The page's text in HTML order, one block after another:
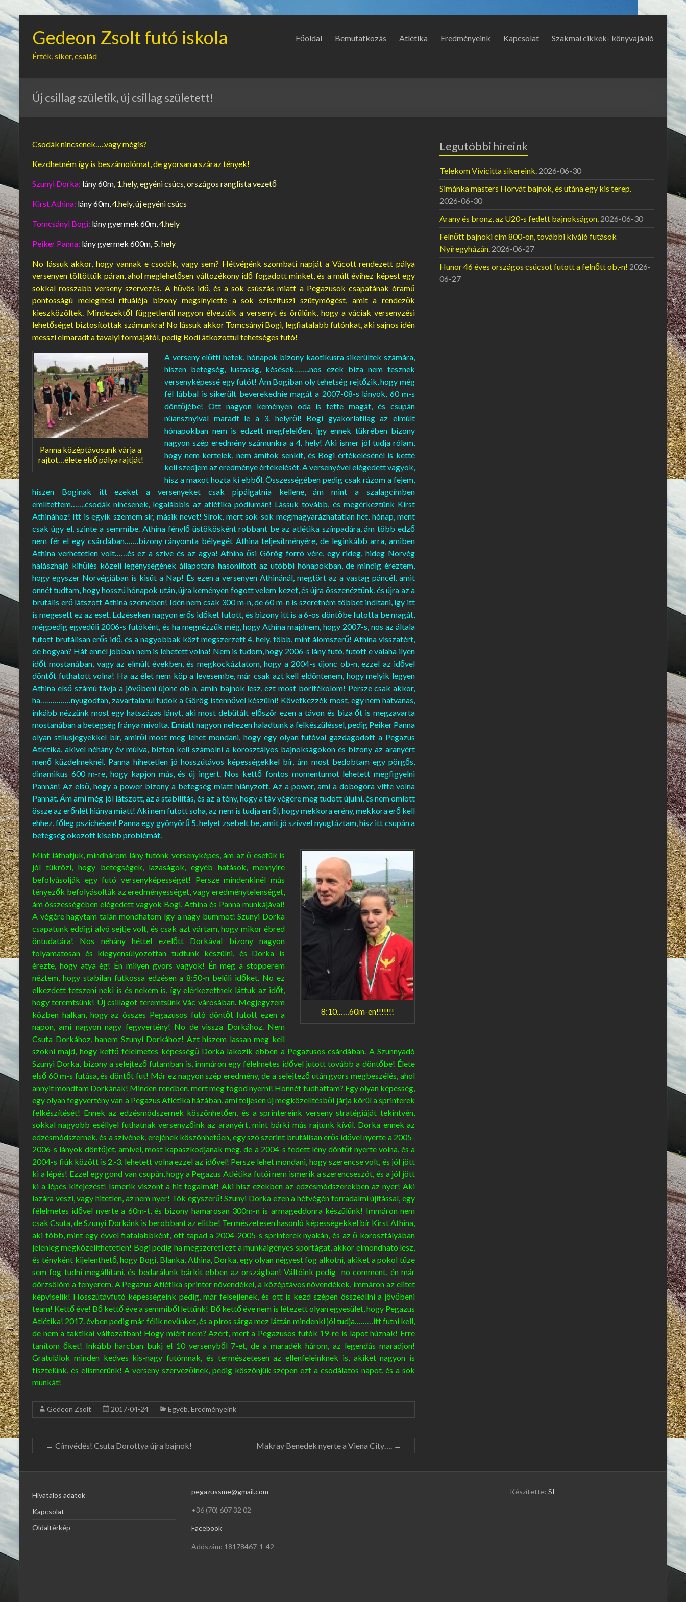
Gedeon Zsolt futó iskola
Érték, siker, család
Főoldal Bemutatkozás Atlétika Eredményeink Kapcsolat Szakmai cikkek- könyvajánló
Új csillag születik, új csillag született!
Csodák nincsenek…..vagy mégis?
Kezdhetném így is beszámolómat, de gyorsan a száraz tények!
Szunyi Dorka: lány 60m, 1.hely, egyéni csúcs, országos ranglista vezető
Kirst Athina: lány 60m,4.hely, új egyéni csúcs
Tomcsányi Bogi: lány gyermek 60m,4.hely
Peiker Panna: lány gyermek 600m, 5. hely
No lássuk akkor, hogy vannak e csodák, vagy sem? Hétvégénk szombati napját a Vácott rendezett pálya
versenyen töltöttük páran, ahol meglehetősen változékony idő fogadott minket, és a múlt évihez képest egy
sokkal rosszabb verseny szervezés. A hűvös idő, és a sok csúszás miatt a Pegazusok csapatának óramű
pontosságú melegítési rituáléja bizony megsínylette a sok sziszifuszi szütymögést, amit a rendezők
kieszközöltek. Mindezektől függetlenül nagyon élveztük a versenyt és örülünk, hogy a váciak versenyzési
lehetőséget biztosítottak számunkra! No lássuk akkor Tomcsányi Bogi, legfiatalabb futónkat, aki sajnos idén
messzi elmaradt a tavalyi formájától, pedig Bodi átkozottul tehetséges futó!
Panna középtávosunk várja a
rajtot…élete első pálya rajtját!
A verseny előtti hetek, hónapok bizony kaotikusra sikerültek számára,
hiszen betegség, lustaság, késések……..nos ezek biza nem tesznek
versenyképessé egy futót! Ám Bogiban oly tehetség rejtőzik, hogy még
fél lábbal is sikerült beverekednie magát a 2007-08-s lányok, 60 m-s
döntőjébe! Ott nagyon keményen oda is tette magát, és csupán
nüansznyival maradt le a 3. helyről! Bogi gyakorlatilag az elmúlt
hónapokban nem is edzett megfelelően, így ennek tükrében bizony
nagyon szép eredmény számunkra a 4. hely! Aki ismer jól tudja rólam,
hogy nem kertelek, nem ámítok senkit, és Bogi értékelésénél is ketté
kell szedjem az eredménye értékelését. A versenyével elégedett vagyok,
hisz a maxot hozta ki ebből. Összességében pedig csak rázom a fejem,
hiszen Boginak itt ezeket a versenyeket csak pipálgatnia kellene, ám mint a szalagcímben
említettem…….csodák nincsenek, legalábbis az atlétika pódiumán! Lássuk tovább, és megérkeztünk Kirst
Athinához! Itt is egyik szemem sír, másik nevet! Sírok, mert sok-sok megmagyarázhatatlan hét, hónap, ment
csak úgy el, szinte a semmibe. Athina fénylő üstökösként robbant be az atlétika színpadára, ám több edző
nem fér el egy csárdában…….bizony rányomta bélyegét Athina teljesítményére, de leginkább arra, amiben
Athina verhetetlen volt……és ez a szíve és az agya! Athina ősi Görög forró vére, egy rideg, hideg Norvég
halászhajó kihűlés közeli legénységének állapotára hasonlított az utóbbi hónapokban, de mindig éreztem,
hogy egyszer Norvégiában is kisüt a Nap! És ezen a versenyen Athinánál, megtört az a vastag páncél, amit
onnét tudtam, hogy hosszú hónapok után, újra keményen fogott velem kezet, és újra összenéztünk, és újra az a
brutális erő látszott Athina szemében! Idén nem csak 300 m-n, de 60 m-n is szeretném többet indítani, így itt
is megesett ez az eset. Edzéseken nagyon erős időket futott, és bizony itt is a 6-os döntőbe futotta be magát,
mégpedig egyedüli 2006-s futóként, és ha megnézzük még, hogy Athina majdnem, hogy 2007-s, nos az általa
futott brutálisan erős idő, és a nagyobbak közt megszerzett 4. hely, több, mint álomszerű! Athina visszatért,
de hogyan? Hát ennél jobban nem is lehetett volna! Nem is tudom, hogy 2006-s lány futó, futott e valaha ilyen
időt mostanában, vagy az elmúlt években, és megkockáztatom, hogy a 2004-s újonc ob-n, ezzel az idővel
döntőt futhatott volna! Ha az élet nem köp a levesembe, már csak azt kell eldöntenem, hogy melyik legyen
Athina első számú távja a jövőbeni újonc ob-n, amin bajnok lesz, ezt most borítékolom! Persze csak akkor,
ha……………nyugodtan, zavartalanul tudok a Görög istennővel készülni! Következzék most, egy nem hatvanas,
inkább nézzünk most egy hatszázas lányt, aki most debütált először ezen a távon és biza őt is megzavarta
mostanában a betegség fránya mivolta. Emiatt nagyon nehezen haladtunk a felkészüléssel, pedig Peiker Panna
olyan stílusjegyekkel bír, amiről most meg lehet mondani, hogy egy olyan futóval gazdagodott a Pegazus
Atlétika, akivel néhány év múlva, bizton kell számolni a korosztályos bajnokságokon és bizony az aranyért
menő küzdelmeknél. Panna hihetetlen jó hosszútávos képességekkel bír, ám most bedobtam egy pörgős,
dinamikus 600 m-re, hogy kapjon más, és új ingert. Nos kettő fontos momentumot lehetett megfigyelni
Pannán! Az első, hogy a power bizony a betegség miatt hiányzott. Az a power, ami a dobogóra vitte volna
Pannát. Ám ami még jól látszott, az a stabilitás, és az a tény, hogy a táv végére meg tudott újulni, és nem omlott
össze az erőnlét hiánya miatt! Aki nem futott soha, az nem is tudja erről, hogy mekkora erény, mekkora erő kell
ehhez, főleg pszichésen! Panna egy gyönyörű 5. helyet zsebelt be, amit jó szívvel nyugtáztam, hisz itt csupán a
betegség okozott kisebb problémát.
8:10……60m-en!!!!!!!
Mint láthatjuk, mindhárom lány futónk versenyképes, ám az ő esetük is
jól tükrözi, hogy betegségek, lazaságok, egyéb hatások, mennyire
befolyásolják egy futó versenyképességét! Persze mindenkinél más
tényezők befolyásolták az eredményességet, vagy eredménytelenséget,
ám összességében elégedett vagyok Bogi, Athina és Panna munkájával!
A végére hagytam talán mondhatom így a nagy bummot! Szunyi Dorka
csapatunk eddigi alvó sejtje volt, és csak azt vártam, hogy mikor ébred
öntudatára! Nos néhány héttel ezelőtt Dorkával bizony nagyon
folyamatosan és kiegyensúlyozottan tudtunk készülni, és Dorka is
érezte, hogy atya ég! Én milyen gyors vagyok! Én meg a stopperem
néztem, hogy stabilan futkossa edzésen a 8:50-n belüli időket. No ez
elkezdett tetszeni neki is és nekem is, így elérkezettnek láttuk az időt,
hogy teremtsünk! Új csillagot teremtsünk Vác városában. Megjegyzem
közben halkan, hogy az összes Pegazusos futó döntőt futott ezen a
napon, ami nagyon nagy fegyvertény! No de vissza Dorkához. Nem
Csuta Dorkához, hanem Szunyi Dorkához! Azt hiszem lassan meg kell
szokni majd, hogy kettő félelmetes képességű Dorka lakozik ebben a Pegazusos csárdában. A Szunnyadó
Szunyi Dorka, bizony a selejtező futamban is, immáron egy félelmetes idővel jutott tovább a döntőbe! Élete
első 60 m-s futása, és döntőt fut! Már ez nagyon szép eredmény, de a selejtező után gyors megbeszélés, ahol
annyit mondtam Dorkának! Minden rendben, mert meg fogod nyerni! Honnét tudhattam? Egy olyan képesség,
egy olyan fegyvertény van a Pegazus Atlétika házában, ami teljesen új megközelítésből járja körül a sprinterek
felkészítését! Ennek az edzésmódszernek köszönhetően, és a sprintereink verseny stratégiáját tekintvén,
sokkal nagyobb eséllyel futhatnak versenyzőink az aranyért, mint bárki más rajtunk kívül. Dorka ennek az
edzésmódszernek, és a szívének, erejének köszönhetően, egy szó szerint brutálisan erős idővel nyerte a 2005-
2006-s lányok döntőjét, amivel, most kapaszkodjanak meg, de a 2004-s fedett lény döntőt nyerte volna, és a
2004-s fiúk között is 2.-3. lehetett volna ezzel az idővel! Persze lehet mondani, hogy szerencse volt, és jól jött
ki a lépés! Ezzel egy gond van csupán, hogy a Pegazus Atlétika futói nem ismerik a szerencseszót, és a jól jött
ki a lépés kifejezést! Ismerik viszont a hit fogalmát! Aki hisz ezekben az edzésmódszerekben az nyer! Aki
lazára veszi, vagy hitetlen, az nem nyer! Tök egyszerű! Szunyi Dorka ezen a hétvégén forradalmi újítással, egy
félelmetes idővel nyerte a 60m-t, és bizony hamarosan 300m-n is armageddonra készülünk! Immáron nem
csak Csuta, de Szunyi Dorkánk is berobbant az elitbe! Természetesen hasonló képességekkel bír Kirst Athina,
aki több, mint egy évvel fiatalabbként, ott tapad a 2004-2005-s sprinterek nyakán, és az ő korosztályában
jelenleg megközelíthetetlen! Bogi pedig ha megszereti ezt a munkaigényes sportágat, akkor elmondható lesz,
és tényként kijelenthető, hogy Bogi, Blanka, Athina, Dorka, egy olyan négyest fog alkotni, akiket a pokol tüze
sem fog tudni megállítani, és bedarálunk bárkit ebben az országban! Váltóink pedig no comment, én már
dörzsölöm a tenyerem. A Pegazus Atlétika sprinter növendékei, a középtávos növendékek, immáron az elitet
képviselik! Hosszútávfutó képességeink pedig, már felsejlenek, és ott is kezd szépen összeállni a jövőbeni
team! Kettő éve! Bő kettő éve a semmiből lettünk! Bő kettő éve nem is létezett olyan egyesület, hogy Pegazus
Atlétika! 2017. évben pedig már félik nevünket, és a piros sárga mez láttán mindenki jól tudja………itt futni kell,
de nem a taktikai változatban! Hogy miért nem? Azért, mert a Pegazusos futók 19-re is lapot húznak! Erre
tanítom őket! Inkább harcban bukj el 10 versenyből 7-et, de a maradék három, az legendás maradjon!
Gratulálok minden kedves kis-nagy futómnak, és természetesen az ellenfeleinknek is, akiket nagyon is
tisztelünk, és elismerünk! A verseny szervezőinek, pedig köszönjük szépen ezt a csodálatos napot, és a sok
munkát!
Gedeon Zsolt 2017-04-24 Egyéb, Eredményeink
← Címvédés! Csuta Dorottya újra bajnok! Makray Benedek nyerte a Viena City…. →
Legutóbbi híreink
Telekom Vivicitta sikereink. 2026-06-30
Simánka masters Horvát bajnok, és utána egy kis terep.
2026-06-30
Arany és bronz, az U20-s fedett bajnokságon. 2026-06-30
Felnőtt bajnoki cím 800-on, további kiváló futások
Nyíregyházán. 2026-06-27
Hunor 46 éves országos csúcsot futott a felnőtt ob,-n! 2026-
06-27
Hivatalos adatok
Kapcsolat
Oldaltérkép
pegazussme@gmail.com
+36 (70) 607 32 02
Facebook
Adószám: 18178467-1-42
Készítette: SI